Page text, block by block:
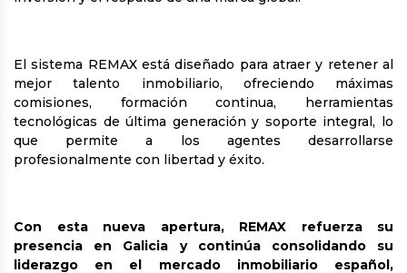
El sistema REMAX está diseñado para atraer y retener al
mejor talento inmobiliario, ofreciendo máximas
comisiones, formación continua, herramientas
tecnológicas de última generación y soporte integral, lo
que permite a los agentes desarrollarse
profesionalmente con libertad y éxito.
Con esta nueva apertura, REMAX refuerza su
presencia en Galicia y continúa consolidando su
liderazgo en el mercado inmobiliario español,